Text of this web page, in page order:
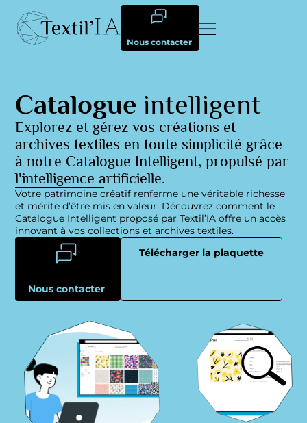
Nous contacter
Catalogue intelligent
Explorez et gérez vos créations et
archives textiles en toute simplicité grâce
à notre Catalogue Intelligent, propulsé par
l'intelligence artificielle.
Votre patrimoine créatif renferme une véritable richesse
et mérite d’être mis en valeur. Découvrez comment le
Catalogue Intelligent proposé par Textil’IA offre un accès
innovant à vos collections et archives textiles.
Nous contacter
Télécharger la plaquette